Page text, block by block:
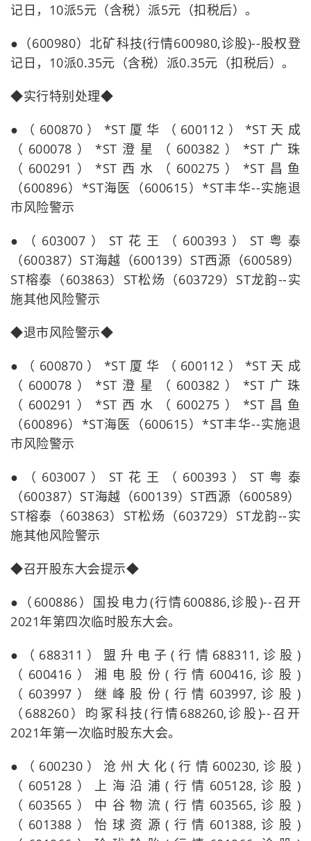
记日，10派5元（含税）派5元（扣税后）。
●（600980）北矿科技(行情600980,诊股)--股权登
记日，10派0.35元（含税）派0.35元（扣税后）。
◆实行特别处理◆
●（600870）*ST厦华（600112）*ST天成
（600078）*ST澄星（600382）*ST广珠
（600291）*ST西水（600275）*ST昌鱼
（600896）*ST海医（600615）*ST丰华--实施退
市风险警示
●（603007）ST花王（600393）ST粤泰
（600387）ST海越（600139）ST西源（600589）
ST榕泰（603863）ST松炀（603729）ST龙韵--实
施其他风险警示
◆退市风险警示◆
●（600870）*ST厦华（600112）*ST天成
（600078）*ST澄星（600382）*ST广珠
（600291）*ST西水（600275）*ST昌鱼
（600896）*ST海医（600615）*ST丰华--实施退
市风险警示
●（603007）ST花王（600393）ST粤泰
（600387）ST海越（600139）ST西源（600589）
ST榕泰（603863）ST松炀（603729）ST龙韵--实
施其他风险警示
◆召开股东大会提示◆
●（600886）国投电力(行情600886,诊股)--召开
2021年第四次临时股东大会。
●（688311）盟升电子(行情688311,诊股)
（600416）湘电股份(行情600416,诊股)
（603997）继峰股份(行情603997,诊股)
（688260）昀冢科技(行情688260,诊股)--召开
2021年第一次临时股东大会。
●（600230）沧州大化(行情600230,诊股)
（605128）上海沿浦(行情605128,诊股)
（603565）中谷物流(行情603565,诊股)
（601388）怡球资源(行情601388,诊股)